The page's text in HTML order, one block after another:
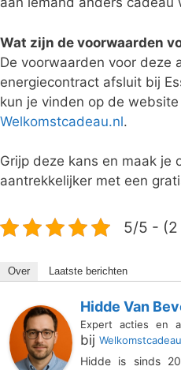
Wat zijn de voorwaarden
De voorwaarden voor deze
energiecontract afsluit bij
kun je vinden op de
Welkomstcadeau.nl.
Grijp deze kans en maak je
aantrekkelijker met een
5/5 - (2
Over Laatste berichten
Hidde Van
Expert acties en
bij
Hidde is sinds